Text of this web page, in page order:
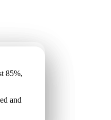
85%,
and